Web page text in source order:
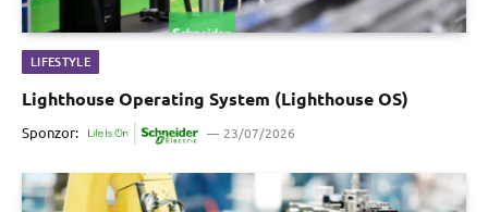
LIFESTYLE
Lighthouse Operating System (Lighthouse OS)
Sponzor: 23/07/2026